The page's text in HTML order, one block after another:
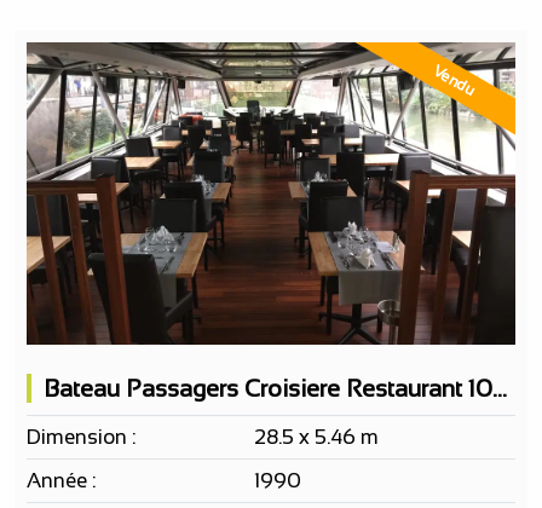
Vendu
Bateau Passagers Croisiere Restaurant 100 Pax
Dimension :
28.5 x 5.46 m
Année :
1990